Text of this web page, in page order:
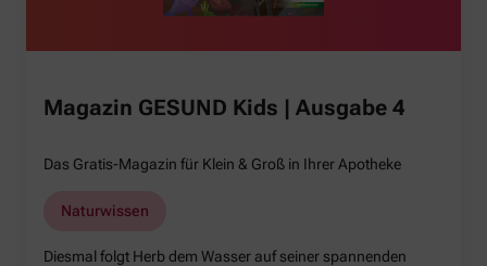
Magazin GESUND Kids | Ausgabe 4
Das Gratis-Magazin für Klein & Groß in Ihrer Apotheke
Naturwissen
Diesmal folgt Herb dem Wasser auf seiner spannenden